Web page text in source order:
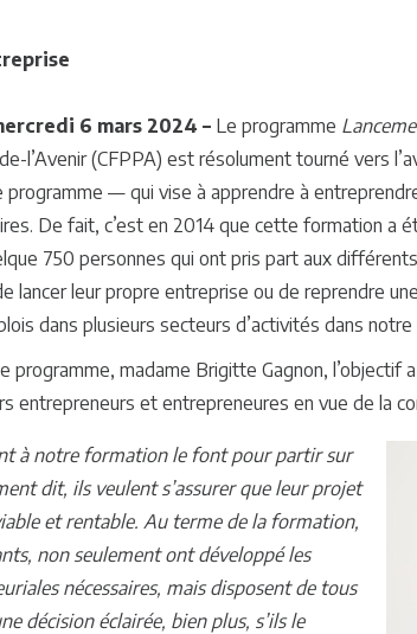
6 mars 2024 – Le programme
l’Avenir (CFPPA) est résolument tourné vers
programme — qui vise à apprendre à
De fait, c’est en 2014 que cette formation a
750 personnes qui ont pris part aux
lancer leur propre entreprise ou de reprendre
dans plusieurs secteurs d’activités dans
programme, madame Brigitte Gagnon,
entrepreneurs et entrepreneures en vue de la
à notre formation le font pour partir sur
dit, ils veulent s’assurer que leur projet
et rentable. Au terme de la formation,
non seulement ont développé les
nécessaires, mais disposent de tous
décision éclairée, bien plus, s’ils le